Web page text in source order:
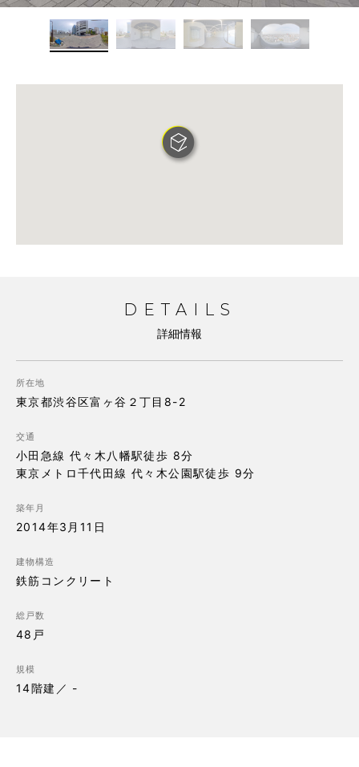
DETAILS
詳細情報
所在地
東京都渋谷区富ヶ谷２丁目8-2
交通
小田急線 代々木八幡駅徒歩 8分
築年月
2014年3月11日
建物構造
鉄筋コンクリート
総戸数
48戸
規模
14階建／ -